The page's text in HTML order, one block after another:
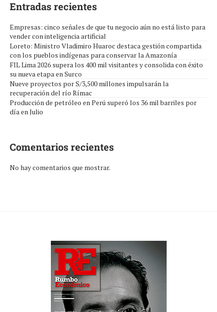
Entradas recientes
Empresas: cinco señales de que tu negocio aún no está listo para
vender con inteligencia artificial
Loreto: Ministro Vladimiro Huaroc destaca gestión compartida
con los pueblos indígenas para conservar la Amazonía
FIL Lima 2026 supera los 400 mil visitantes y consolida con éxito
su nueva etapa en Surco
Nueve proyectos por S/3,500 millones impulsarán la
recuperación del río Rímac
Producción de petróleo en Perú superó los 36 mil barriles por
día en Julio
Comentarios recientes
No hay comentarios que mostrar.